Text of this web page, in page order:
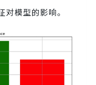
模型的影响。